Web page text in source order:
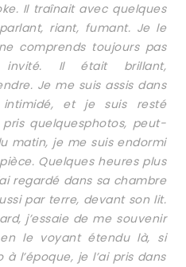
Il traînait avec quelques
riant, fumant. Je le
comprends toujours pas
invité. Il était brillant,
Je me suis assis dans
et je suis resté
quelquesphotos, peut-
matin, je me suis endormi
Quelques heures plus
regardé dans sa chambre
par terre, devant son lit.
j’essaie de me souvenir
le voyant étendu là, si
l’époque, je l’ai pris dans